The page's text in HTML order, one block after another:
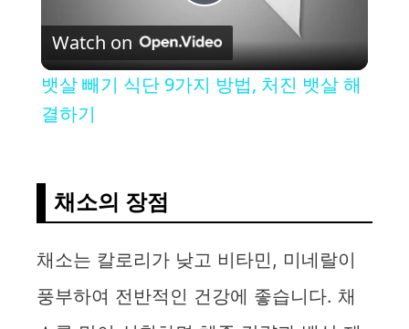
l
V
Watch on
뱃살 빼기 식단 9가지 방법, 처진 뱃살 해
결하기
채소의 장점
채소는 칼로리가 낮고 비타민, 미네랄이
풍부하여 전반적인 건강에 좋습니다. 채